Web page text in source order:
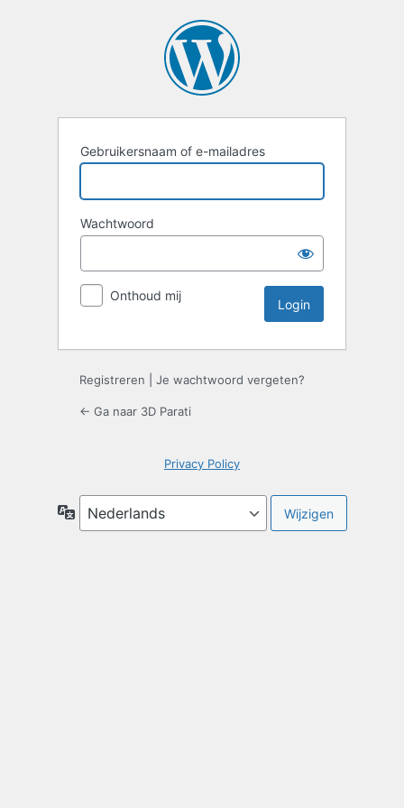
Gebruikersnaam of e-mailadres
Wachtwoord
Onthoud mij
Registreren Je wachtwoord vergeten?
← Ga naar 3D Parati
Privacy Policy
Taal